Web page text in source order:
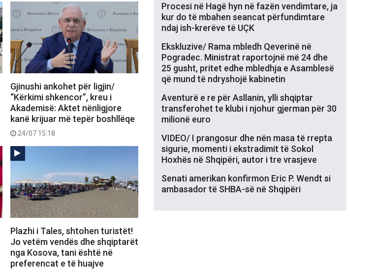
Gjinushi ankohet për ligjin/
“Kërkimi shkencor”, kreu i
Akademisë: Aktet nënligjore
kanë krijuar më tepër boshllëqe
24/07 15:18
Plazhi i Tales, shtohen turistët!
Jo vetëm vendës dhe shqiptarët
nga Kosova, tani është në
preferencat e të huajve
Procesi në Hagë hyn në fazën vendimtare, ja
kur do të mbahen seancat përfundimtare
ndaj ish-krerëve të UÇK
Ekskluzive/ Rama mbledh Qeverinë në
Pogradec. Ministrat raportojnë më 24 dhe
25 gusht, pritet edhe mbledhja e Asamblesë
që mund të ndryshojë kabinetin
Aventurë e re për Asllanin, ylli shqiptar
transferohet te klubi i njohur gjerman për 30
milionë euro
VIDEO/ I prangosur dhe nën masa të rrepta
sigurie, momenti i ekstradimit të Sokol
Hoxhës në Shqipëri, autor i tre vrasjeve
Senati amerikan konfirmon Eric P. Wendt si
ambasador të SHBA-së në Shqipëri